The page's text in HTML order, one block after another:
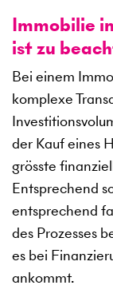
Immobilie
ist zu
Bei einem
komplexe
der Kauf eines
grösste
Entsprechend
entsprechend
des Prozesses
es bei
ankommt.